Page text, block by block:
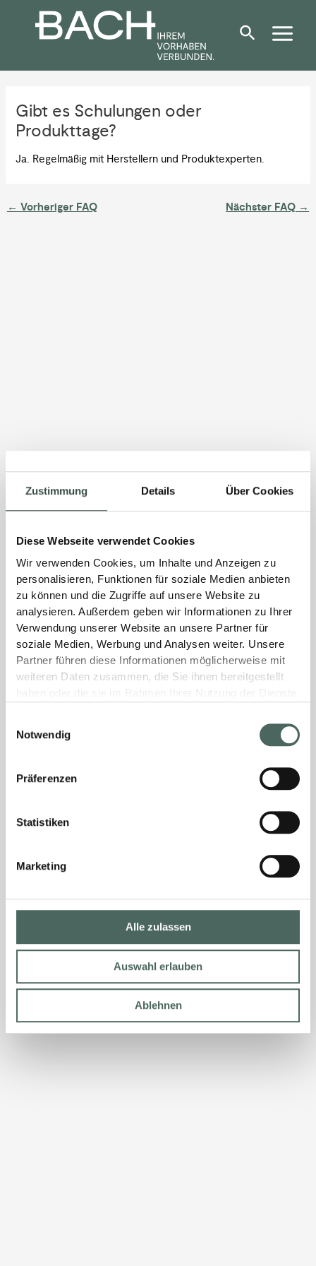
Zustimmung Details Über Cookies
Diese Webseite verwendet Cookies
Wir verwenden Cookies, um Inhalte und Anzeigen zu
personalisieren, Funktionen für soziale Medien anbieten
zu können und die Zugriffe auf unsere Website zu
analysieren. Außerdem geben wir Informationen zu Ihrer
Verwendung unserer Website an unsere Partner für
soziale Medien, Werbung und Analysen weiter. Unsere
Partner führen diese Informationen möglicherweise mit
weiteren Daten zusammen, die Sie ihnen bereitgestellt
Notwendig
Präferenzen
Statistiken
Marketing
Alle zulassen
Auswahl erlauben
Ablehnen
springen
Gibt es Schulungen oder
Produkttage?
Ja. Regelmäßig mit Herstellern und Produktexperten.
navigation
← Vorheriger FAQ Nächster FAQ →